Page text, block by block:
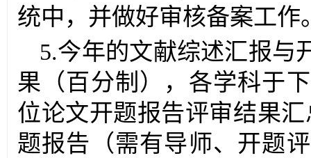
统中，并做好审核备案工作
5.今年的文献综述汇报与
果（百分制），各学科于
位论文开题报告评审结果汇
题报告（需有导师、开题